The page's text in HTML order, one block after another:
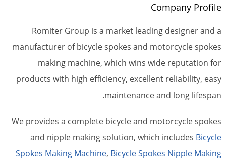
Company Profile
Romiter Group is a market leading designer and a
manufacturer of bicycle spokes and motorcycle spokes
making machine, which wins wide reputation for
products with high efficiency, excellent reliability, easy
maintenance and long lifespan.
We provides a complete bicycle and motorcycle spokes
and nipple making solution, which includes Bicycle
Spokes Making Machine, Bicycle Spokes Nipple Making